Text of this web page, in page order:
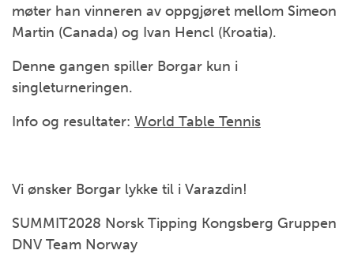
møter han vinneren av oppgjøret mellom Simeon
Martin (Canada) og Ivan Hencl (Kroatia).
Denne gangen spiller Borgar kun i
singleturneringen.
Info og resultater: World Table Tennis
Vi ønsker Borgar lykke til i Varazdin!
SUMMIT2028 Norsk Tipping Kongsberg Gruppen
DNV Team Norway